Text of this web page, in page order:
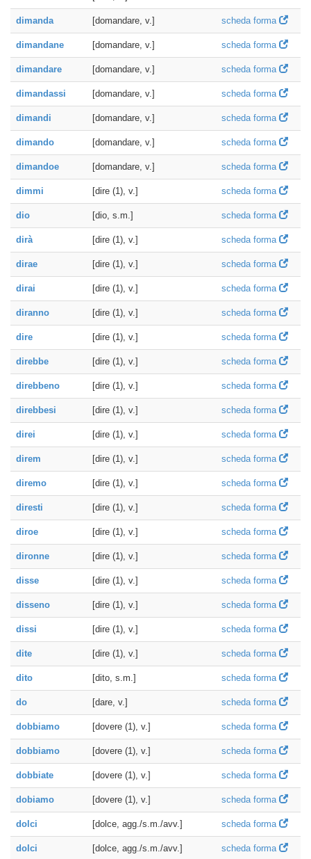
dimanda [domandare, v.] scheda forma
dimandane [domandare, v.] scheda forma
dimandare [domandare, v.] scheda forma
dimandassi [domandare, v.] scheda forma
dimandi [domandare, v.] scheda forma
dimando [domandare, v.] scheda forma
dimandoe [domandare, v.] scheda forma
dimmi [dire (1), v.] scheda forma
dio [dio, s.m.] scheda forma
dirà [dire (1), v.] scheda forma
dirae [dire (1), v.] scheda forma
dirai [dire (1), v.] scheda forma
diranno [dire (1), v.] scheda forma
dire [dire (1), v.] scheda forma
direbbe [dire (1), v.] scheda forma
direbbeno [dire (1), v.] scheda forma
direbbesi [dire (1), v.] scheda forma
direi [dire (1), v.] scheda forma
direm [dire (1), v.] scheda forma
diremo [dire (1), v.] scheda forma
diresti [dire (1), v.] scheda forma
diroe [dire (1), v.] scheda forma
dironne [dire (1), v.] scheda forma
disse [dire (1), v.] scheda forma
disseno [dire (1), v.] scheda forma
dissi [dire (1), v.] scheda forma
dite [dire (1), v.] scheda forma
dito [dito, s.m.] scheda forma
do [dare, v.] scheda forma
dobbiamo [dovere (1), v.] scheda forma
dobbiamo [dovere (1), v.] scheda forma
dobbiate [dovere (1), v.] scheda forma
dobiamo [dovere (1), v.] scheda forma
dolci [dolce, agg./s.m./avv.] scheda forma
dolci [dolce, agg./s.m./avv.] scheda forma